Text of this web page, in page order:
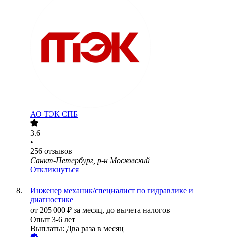
АО ТЭК СПБ
3.6
•
256 отзывов
Санкт-Петербург, р-н Московский
Откликнуться
Инженер механик/специалист по гидравлике и
диагностике
от 205 000 ₽ за месяц, до вычета налогов
Опыт 3-6 лет
Выплаты: Два раза в месяц